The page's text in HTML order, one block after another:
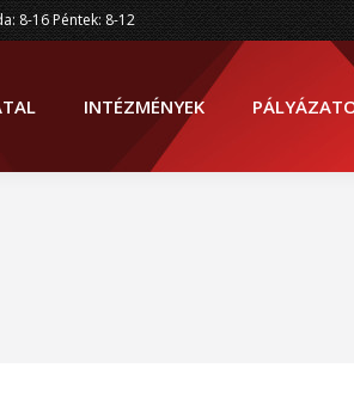
8-16 Péntek: 8-12
INTÉZMÉNYEK